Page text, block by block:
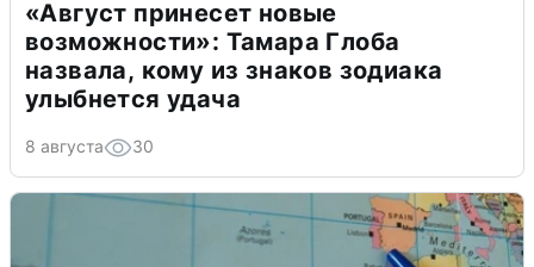
«Август принесет новые
возможности»: Тамара Глоба
назвала, кому из знаков зодиака
улыбнется удача
8 августа 30